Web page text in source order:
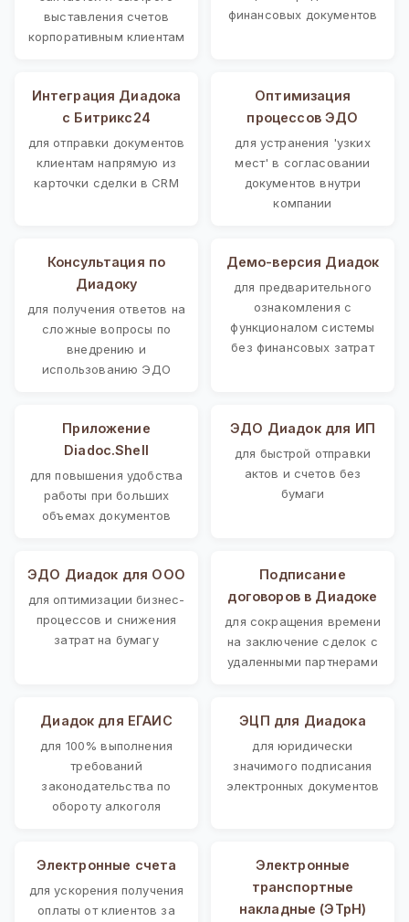
выставления счетов
корпоративным клиентам
финансовых документов
Интеграция Диадока
с Битрикс24
для отправки документов
клиентам напрямую из
карточки сделки в CRM
Оптимизация
процессов ЭДО
для устранения 'узких
мест' в согласовании
документов внутри
компании
Консультация по
Диадоку
для получения ответов на
сложные вопросы по
внедрению и
использованию ЭДО
Демо-версия Диадок
для предварительного
ознакомления с
функционалом системы
без финансовых затрат
Приложение
Diadoc.Shell
для повышения удобства
работы при больших
объемах документов
ЭДО Диадок для ИП
для быстрой отправки
актов и счетов без
бумаги
ЭДО Диадок для ООО
для оптимизации бизнес-
процессов и снижения
затрат на бумагу
Подписание
договоров в Диадоке
для сокращения времени
на заключение сделок с
удаленными партнерами
Диадок для ЕГАИС
для 100% выполнения
требований
законодательства по
обороту алкоголя
ЭЦП для Диадока
для юридически
значимого подписания
электронных документов
Электронные счета
для ускорения получения
оплаты от клиентов за
Электронные
транспортные
накладные (ЭТрН)